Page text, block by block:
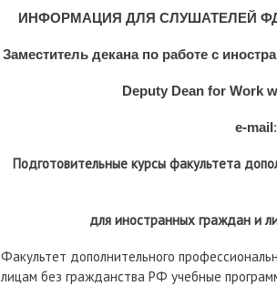
ИНФОРМАЦИЯ ДЛЯ СЛУШАТЕЛЕЙ
Заместитель декана по работе с
Deputy Dean for Work
e-mail
Подготовительные курсы факультета
для иностранных граждан и
Факультет дополнительного
лицам без гражданства РФ учебные